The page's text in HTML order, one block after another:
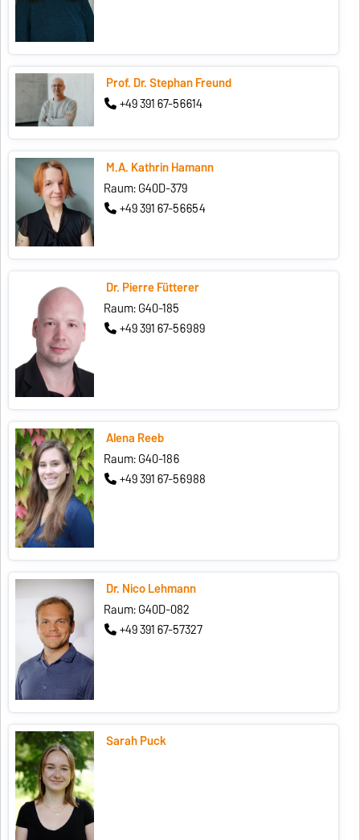
Prof. Dr. Stephan Freund
+49 391 67-56614
M.A. Kathrin Hamann
Raum: G40D-379
+49 391 67-56654
Dr. Pierre Fütterer
Raum: G40-185
+49 391 67-56989
Alena Reeb
Raum: G40-186
+49 391 67-56988
Dr. Nico Lehmann
Raum: G40D-082
+49 391 67-57327
Sarah Puck